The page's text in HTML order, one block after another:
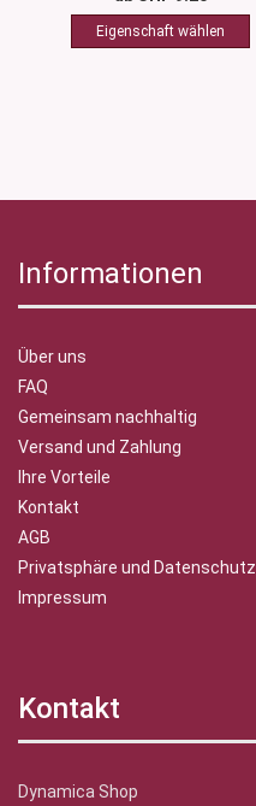
Informationen
Über uns
FAQ
Gemeinsam nachhaltig
Versand und Zahlung
Ihre Vorteile
Kontakt
AGB
Privatsphäre und Datenschutz
Impressum
Kontakt
Dynamica Shop